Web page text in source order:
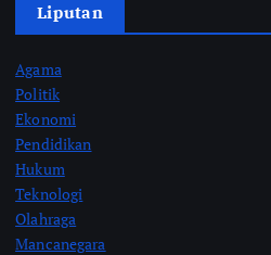
Liputan
Agama
Politik
Ekonomi
Pendidikan
Hukum
Teknologi
Olahraga
Mancanegara